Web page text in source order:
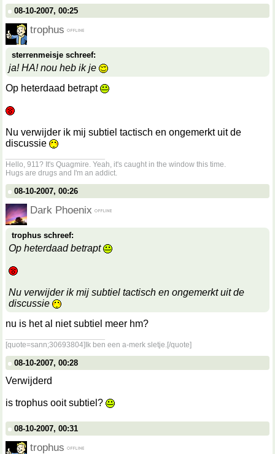
08-10-2007, 00:25
trophus
sterrenmeisje schreef:
ja! HA! nou heb ik je
Op heterdaad betrapt
Nu verwijder ik mij subtiel tactisch en ongemerkt uit de
discussie
Hello, 911? It's Quagmire. Yeah, it's caught in the window this time.
Hugs are drugs and I'm an addict.
08-10-2007, 00:26
Dark Phoenix
trophus schreef:
Op heterdaad betrapt
Nu verwijder ik mij subtiel tactisch en ongemerkt uit de
discussie
nu is het al niet subtiel meer hm?
[quote=sann;30693804]Ik ben een a-merk sletje.[/quote]
08-10-2007, 00:28
Verwijderd
is trophus ooit subtiel?
08-10-2007, 00:31
trophus